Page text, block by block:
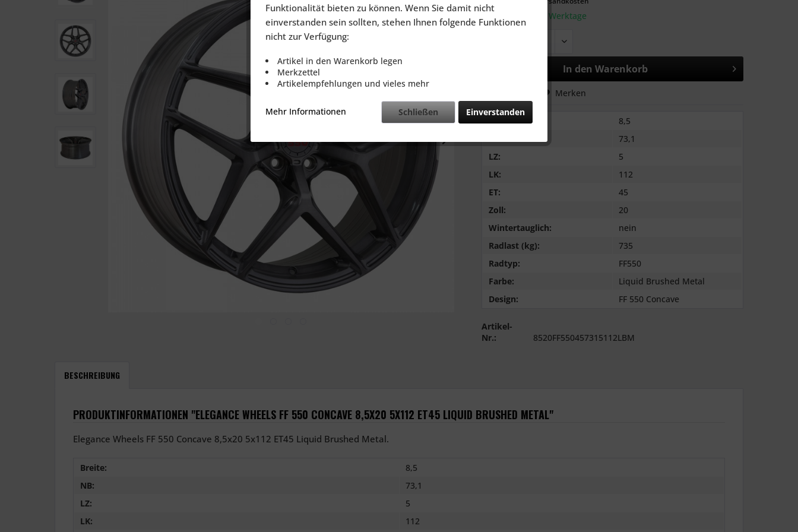
Lieferzeit: 2-3 Werktage
In den Warenkorb
Merken
Breite:
8,5
73,1
LZ:
5
LK:
112
ET:
45
Zoll:
20
Wintertauglich:
nein
Radlast (kg):
735
Radtyp:
FF550
Farbe:
Liquid Brushed Metal
Design:
FF 550 Concave
Artikel-
Nr.:
8520FF550457315112LBM
BESCHREIBUNG
PRODUKTINFORMATIONEN "ELEGANCE WHEELS FF 550 CONCAVE 8,5X20 5X112 ET45 LIQUID BRUSHED METAL"
Elegance Wheels FF 550 Concave 8,5x20 5x112 ET45 Liquid Brushed Metal.
Breite:
8,5
NB:
73,1
LZ:
5
LK:
112
Funktionalität bieten zu können. Wenn Sie damit nicht
einverstanden sein sollten, stehen Ihnen folgende Funktionen
nicht zur Verfügung:
Artikel in den Warenkorb legen
Merkzettel
Artikelempfehlungen und vieles mehr
Mehr Informationen Einverstanden
Schließen